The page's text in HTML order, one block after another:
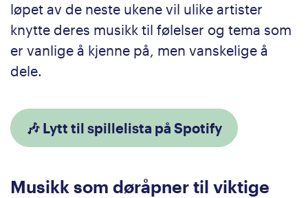
løpet av de neste ukene vil ulike artister
knytte deres musikk til følelser og tema som
er vanlige å kjenne på, men vanskelige å
dele.
🎶 Lytt til spillelista på Spotify
Musikk som døråpner til viktige